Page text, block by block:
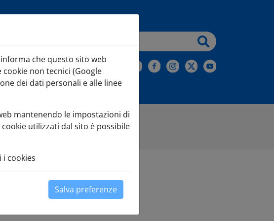
Iscriviti alla Newsletter
che questo sito web
non tecnici (Google
dei dati personali e alle linee
mantenendo le impostazioni di
utilizzati dal sito è possibile
cookies
Salva preferenze